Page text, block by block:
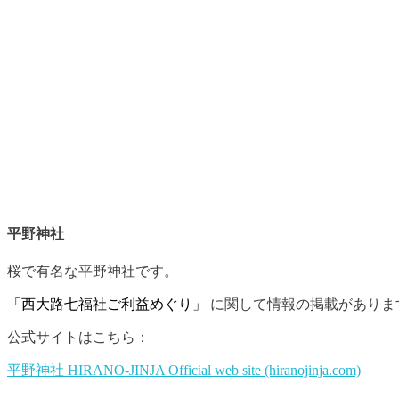
平野神社
桜で有名な平野神社です。
「西大路七福社ご利益めぐり」 に関して情報の掲載がありま
公式サイトはこちら：
平野神社 HIRANO-JINJA Official web site (hiranojinja.com)